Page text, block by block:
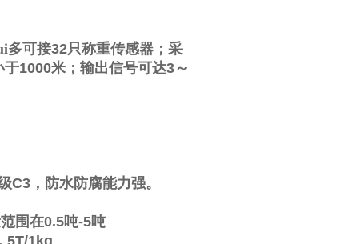
多可接32只称重传感器；采
于1000米；输出信号可达3～
C3 ，防水防腐能力强。
围在0.5吨-5吨
， 5T/1kg